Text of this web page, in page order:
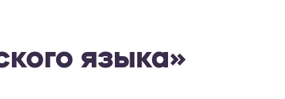
языка»